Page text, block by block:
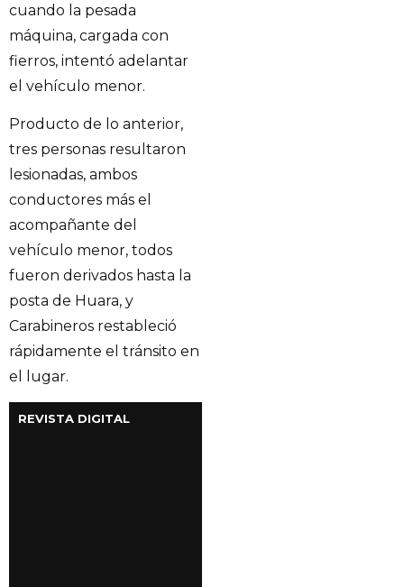
cuando la pesada
máquina, cargada con
fierros, intentó adelantar
el vehículo menor.
Producto de lo anterior,
tres personas resultaron
lesionadas, ambos
conductores más el
acompañante del
vehículo menor, todos
fueron derivados hasta la
posta de Huara, y
Carabineros restableció
rápidamente el tránsito en
el lugar.
REVISTA DIGITAL